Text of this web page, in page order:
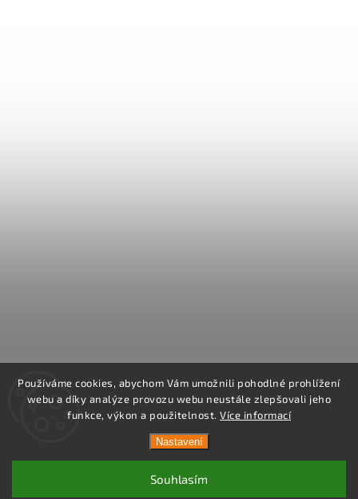
Používáme cookies, abychom Vám umožnili pohodlné prohlížení
webu a díky analýze provozu webu neustále zlepšovali jeho
funkce, výkon a použitelnost. Více informací
Nastavení
Souhlasím